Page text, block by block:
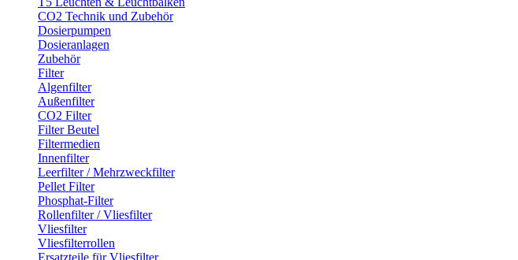
CO2 Technik und Zubehör
Dosierpumpen
Dosieranlagen
Zubehör
Filter
Algenfilter
Außenfilter
CO2 Filter
Filter Beutel
Filtermedien
Innenfilter
Leerfilter / Mehrzweckfilter
Pellet Filter
Phosphat-Filter
Rollenfilter / Vliesfilter
Vliesfilter
Vliesfilterrollen
Ersatzteile für Vliesfilter